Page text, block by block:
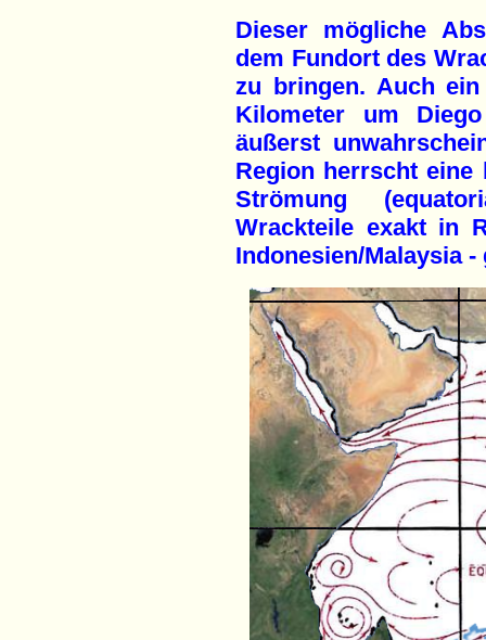
Dieser mögliche
dem Fundort des
zu bringen. Auch
Kilometer um
äußerst
Region herrscht eine
Strömung
Wrackteile exakt in
Indonesien/Malaysia